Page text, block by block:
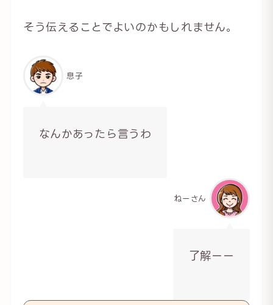
そう伝えることでよいのかもしれません。
息子
なんかあったら言うわ
ねーさん
了解ーー